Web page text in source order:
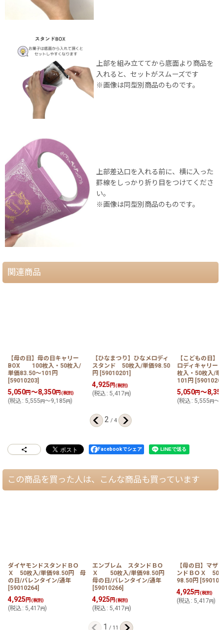
上部を組み立ててから底面より商品を
入れると、セットがスムーズです
※画像は同型別商品のものです。
上部差込口を入れる前に、横に入った
罫線をしっかり折り目をつけてくださ
い。
※画像は同型別商品のものです。
関連商品
【母の日】母の日キャリー
BOX 100枚入・50枚入/
単価83.50〜101円
59010203]
5,050円～8,350円(税別)
(税込: 5,555円～9,185円)
【ひなまつり】ひなメロディ
スタンド 50枚入/単価98.50
円
[59010201]
4,925円(税別)
(税込: 5,417円)
【こどもの日
ロディキャリ
枚入・50枚入/
101円 [
5,050円～
(税込 : 5,555円～
2 / 4
Facebookでシェア
この商品を買った人は、こんな商品も買っています
ダイヤモンドスタンドＢＯ
Ｘ 50枚入/単価98.50円 母
の日/バレンタイン/通年
[59010264]
4,925 円(税別)
(税込 : 5,417円)
エンブレム スタンドＢＯ
Ｘ 50枚入/単価98.50円
母の日/バレンタイン/通年
[59010266]
4,925円(税別)
(税込 : 5,417円)
【母の日】マ
ンドＢＯＸ 50
98.50円 [
4,925円(税別)
(税込 : 5,417円)
1 / 11